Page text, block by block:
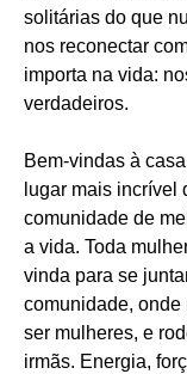
solitárias do que
nos reconectar
importa na vida:
verdadeiros.
Bem-vindas à
lugar mais incrível
comunidade de
a vida. Toda
vinda para se
comunidade, onde
ser mulheres, e
irmãs. Energia,